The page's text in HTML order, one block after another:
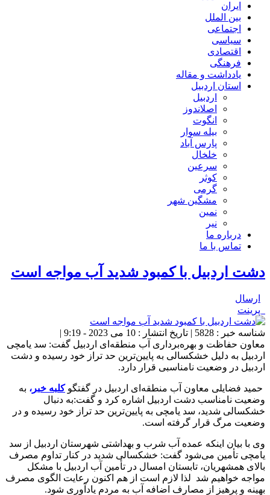
ایران
بین الملل
اجتماعی
سیاسی
اقتصادی
فرهنگی
یادداشت و مقاله
استان اردبیل
اردبیل
اصلاندوز
انگوت
بیله سوار
پارس آباد
خلخال
سرعین
کوثر
گرمی
مشگین شهر
نمین
نیر
درباره ما
تماس با ما
دشت اردبیل با کمبود شدید آب مواجه است
ارسال
پرینت
شناسه خبر : 5828 | تاریخ انتشار : 10 می 2023 - 9:19 |
معاون حفاظت و بهره‌برداری آب منطقه‌ای اردبیل گفت: سد یامچی
اردبیل به دلیل خشکسالی به پایین‌ترین حد تراز خود رسیده و دشت
اردبیل در وضعیت نامناسبی قرار دارد.
حمید فضایلی معاون آب منطقه‌ای اردبیل در گفتگو کلبه خبر ، به
وضعیت نامناسب دشت اردبیل اشاره کرد و گفت:به دنبال
خشکسالی شدید، سد یامچی به پایین‌ترین حد تراز خود رسیده و در
وضعیت مرگ قرار گرفته است.
وی با بیان اینکه عمده آب شرب و بهداشتی شهرستان اردبیل از سد
یامچی تأمین می‌شود گفت: خشکسالی شدید در کنار تداوم مصرف
بالای همشهریان، تابستان امسال در تأمین آب اردبیل با مشکل
مواجه خواهیم شد لذا لازم است از هم اکنون رعایت الگوی مصرف
بهینه و پرهیز از مصارف اضافه آب به مردم یادآوری شود.